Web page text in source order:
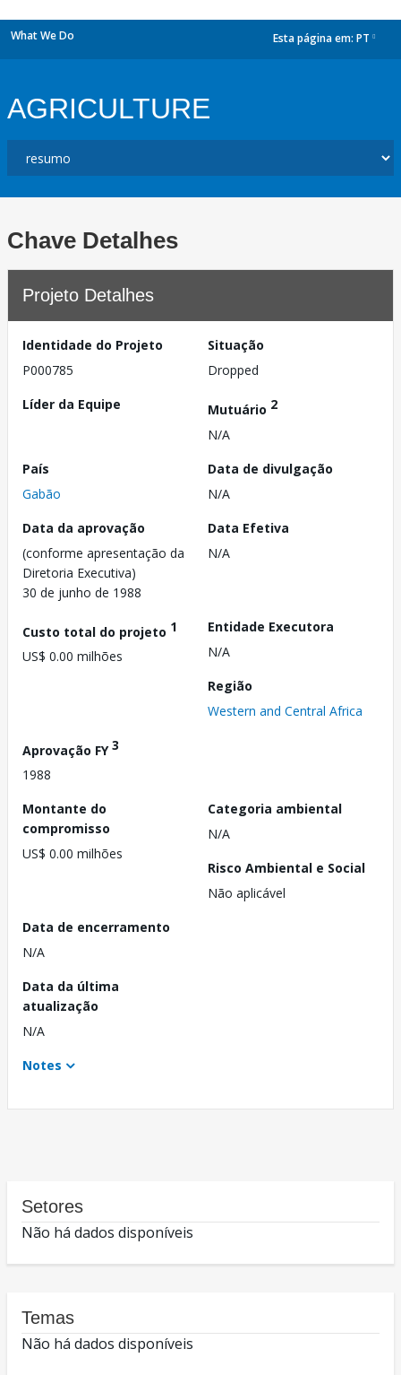
What We Do Esta página em: PT
AGRICULTURE
Chave Detalhes
Projeto Detalhes
Identidade do Projeto
P000785
Situação
Dropped
Líder da Equipe
Mutuário 2
N/A
País
Gabão
Data de divulgação
N/A
Data da aprovação
(conforme apresentação da
Diretoria Executiva)
30 de junho de 1988
Data Efetiva
N/A
Custo total do projeto 1
US$ 0.00 milhões
Entidade Executora
N/A
Região
Western and Central Africa
Aprovação FY3
1988
Montante do
compromisso
US$ 0.00 milhões
Categoria ambiental
N/A
Risco Ambiental e Social
Não aplicável
Data de encerramento
N/A
Data da última
atualização
N/A
Notes
Setores
Não há dados disponíveis
Temas
Não há dados disponíveis